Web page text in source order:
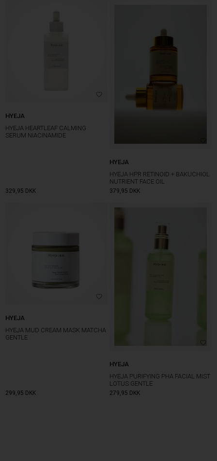
HYEJA
HYEJA HEARTLEAF CALMING
SERUM NIACINAMIDE
329,95 DKK
HYEJA
HYEJA HPR RETINOID + BAKUCHIOL
NUTRIENT FACE OIL
379,95 DKK
HYEJA
HYEJA MUD CREAM MASK MATCHA
GENTLE
299,95 DKK
HYEJA
HYEJA PURIFYING PHA FACIAL MIST
LOTUS GENTLE
279,95 DKK